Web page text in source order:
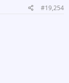
#19,254